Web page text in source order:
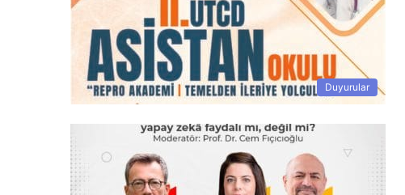
Duyurular